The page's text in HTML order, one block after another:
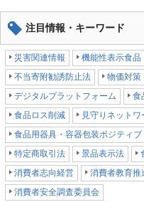
注目情報・キーワード
災害関連情報 機能性表示食品
不当寄附勧誘防止法
物価対策
デジタルプラットフォーム
食
食品ロス削減
見守りネットワ
食品用器具・容器包装ポジティブ
特定商取引法
景品表示法
消費者志向経営
消費者教育推
消費者安全調査委員会